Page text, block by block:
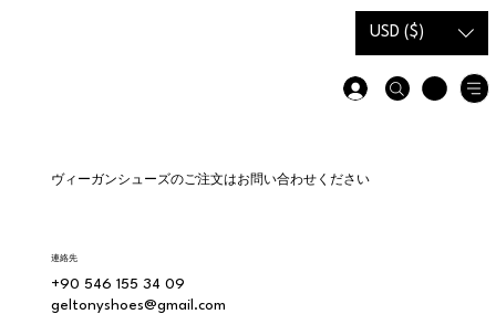
USD ($)
ヴィーガンシューズのご注文はお問い合わせください
連絡先
+90 546 155 34 09
geltonyshoes@gmail.com